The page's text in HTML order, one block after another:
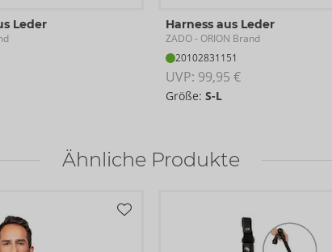
Leder Harness aus Leder
ZADO- ORION Brand
20102831151
UVP: 99,95 €
Größe: S-L
Ähnliche Produkte